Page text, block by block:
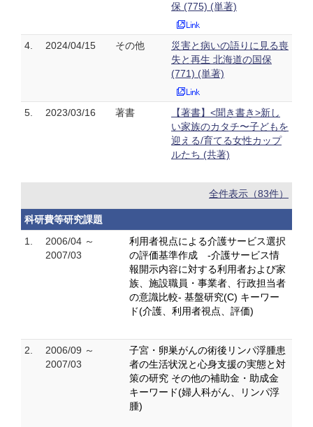
保 (775) (単著)
4. 2024/04/15 その他
災害と病いの語りに見る喪
失と再生 北海道の国保
(771) (単著)
5. 2023/03/16 著書
【著書】<聞き書き>新し
い家族のカタチ〜子どもを
迎える/育てる女性カップ
ルたち (共著)
全件表示（83件）
科研費等研究課題
1.
2006/04 ～
2007/03
利用者視点による介護サービス選択
の評価基準作成 -介護サービス情
報開示内容に対する利用者および家
族、施設職員・事業者、行政担当者
の意識比較- 基盤研究(C) キーワー
ド(介護、利用者視点、評価)
2.
2006/09 ～
2007/03
子宮・卵巣がんの術後リンパ浮腫患
者の生活状況と心身支援の実態と対
策の研究 その他の補助金・助成金
キーワード(婦人科がん、リンパ浮
腫)